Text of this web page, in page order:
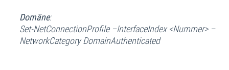
Domäne:
Set-NetConnectionProfile –InterfaceIndex <Nummer> –
NetworkCategory DomainAuthenticated